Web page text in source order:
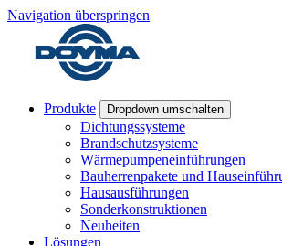
Navigation überspringen
Produkte Dropdown umschalten
Dichtungssysteme
Brandschutzsysteme
Wärmepumpeneinführungen
Bauherrenpakete und
Hausausführungen
Sonderkonstruktionen
Neuheiten
Lösungen